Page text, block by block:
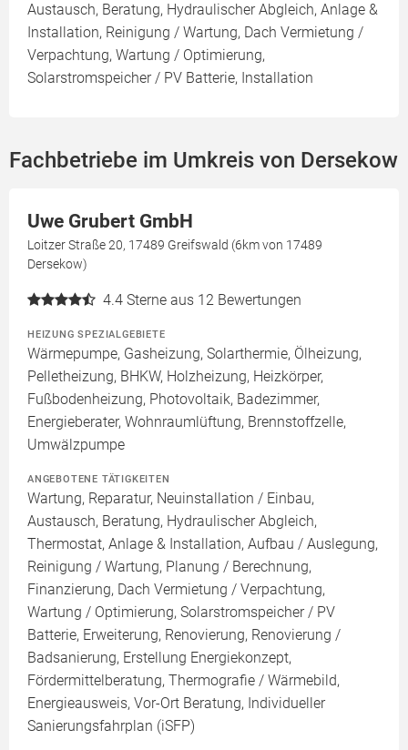
Austausch, Beratung, Hydraulischer Abgleich, Anlage &
Installation, Reinigung / Wartung, Dach Vermietung /
Verpachtung, Wartung / Optimierung,
Solarstromspeicher / PV Batterie, Installation
Fachbetriebe im Umkreis von Dersekow
Uwe Grubert GmbH
Loitzer Straße 20, 17489 Greifswald (6km von 17489
Dersekow)
4.4 Sterne aus 12 Bewertungen
HEIZUNG SPEZIALGEBIETE
Wärmepumpe, Gasheizung, Solarthermie, Ölheizung,
Pelletheizung, BHKW, Holzheizung, Heizkörper,
Fußbodenheizung, Photovoltaik, Badezimmer,
Energieberater, Wohnraumlüftung, Brennstoffzelle,
Umwälzpumpe
ANGEBOTENE TÄTIGKEITEN
Wartung, Reparatur, Neuinstallation / Einbau,
Austausch, Beratung, Hydraulischer Abgleich,
Thermostat, Anlage & Installation, Aufbau / Auslegung,
Reinigung / Wartung, Planung / Berechnung,
Finanzierung, Dach Vermietung / Verpachtung,
Wartung / Optimierung, Solarstromspeicher / PV
Batterie, Erweiterung, Renovierung, Renovierung /
Badsanierung, Erstellung Energiekonzept,
Fördermittelberatung, Thermografie / Wärmebild,
Energieausweis, Vor-Ort Beratung, Individueller
Sanierungsfahrplan (iSFP)